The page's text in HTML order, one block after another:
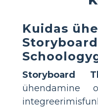
Kuidas
Storyboard
ühendamine